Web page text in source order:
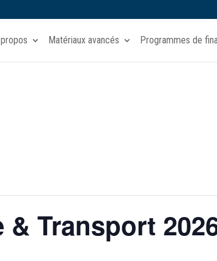
Matériaux avancés Programmes de
Transport